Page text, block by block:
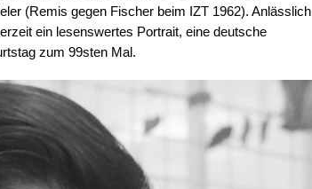
(Remis gegen Fischer beim IZT 1962). Anlässlich
ein lesenswertes Portrait, eine deutsche
zum 99sten Mal.